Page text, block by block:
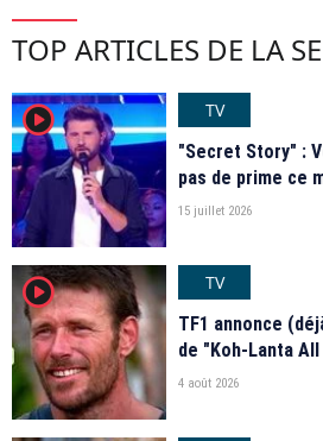
TOP ARTICLES DE LA
player2
TV
"Secret Story" :
pas de prime ce
15 juillet 2026
player2
TV
TF1 annonce
de "Koh-Lanta
4 août 2026